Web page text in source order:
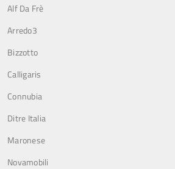
Alf Da Frè
Arredo3
Bizzotto
Calligaris
Connubia
Ditre Italia
Maronese
Novamobili